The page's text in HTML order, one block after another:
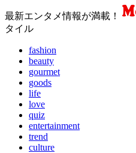
最新エンタメ情報が満載！
タイル
fashion
beauty
gourmet
goods
life
love
quiz
entertainment
trend
culture